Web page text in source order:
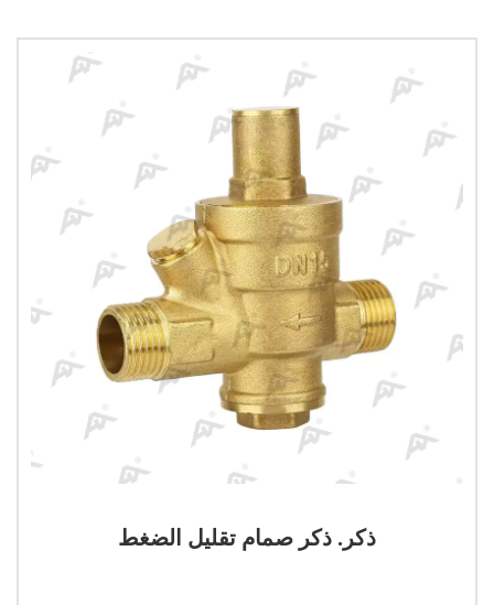
ذكر. ذكر صمام تقليل الضغط